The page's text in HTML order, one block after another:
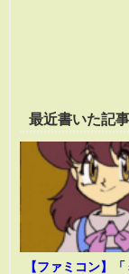
最近書いた記事
【ファミコン】